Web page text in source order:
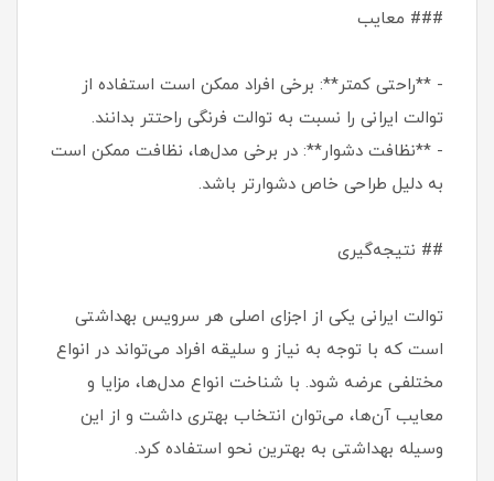
### معایب
- **راحتی کمتر**: برخی افراد ممکن است استفاده از
توالت ایرانی را نسبت به توالت فرنگی راحتتر بدانند.
- **نظافت دشوار**: در برخی مدل‌ها، نظافت ممکن است
به دلیل طراحی خاص دشوارتر باشد.
## نتیجه‌گیری
توالت ایرانی یکی از اجزای اصلی هر سرویس بهداشتی
است که با توجه به نیاز و سلیقه افراد می‌تواند در انواع
مختلفی عرضه شود. با شناخت انواع مدل‌ها، مزایا و
معایب آن‌ها، می‌توان انتخاب بهتری داشت و از این
وسیله بهداشتی به بهترین نحو استفاده کرد.